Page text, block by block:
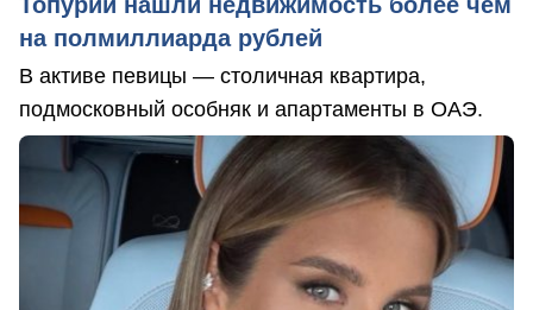
на полмиллиарда рублей
В активе певицы — столичная квартира,
подмосковный особняк и апартаменты в ОАЭ.